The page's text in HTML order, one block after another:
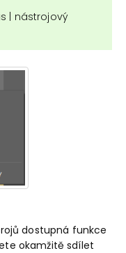
| nástrojový
dostupná funkce
okamžitě sdílet